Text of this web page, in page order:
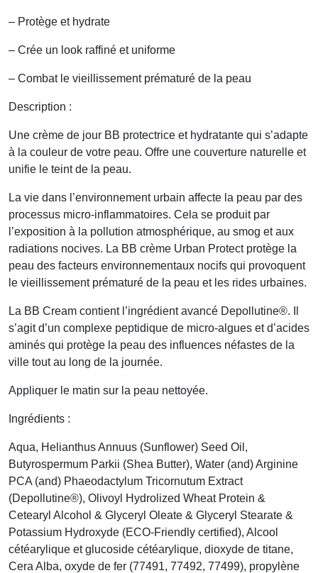
– Protège et hydrate
– Crée un look raffiné et uniforme
– Combat le vieillissement prématuré de la peau
Description :
Une crème de jour BB protectrice et hydratante qui s’adapte
à la couleur de votre peau. Offre une couverture naturelle et
unifie le teint de la peau.
La vie dans l’environnement urbain affecte la peau par des
processus micro-inflammatoires. Cela se produit par
l’exposition à la pollution atmosphérique, au smog et aux
radiations nocives. La BB crème Urban Protect protège la
peau des facteurs environnementaux nocifs qui provoquent
le vieillissement prématuré de la peau et les rides urbaines.
La BB Cream contient l’ingrédient avancé Depollutine®. Il
s’agit d’un complexe peptidique de micro-algues et d’acides
aminés qui protège la peau des influences néfastes de la
ville tout au long de la journée.
Appliquer le matin sur la peau nettoyée.
Ingrédients :
Aqua, Helianthus Annuus (Sunflower) Seed Oil,
Butyrospermum Parkii (Shea Butter), Water (and) Arginine
PCA (and) Phaeodactylum Tricornutum Extract
(Depollutine®), Olivoyl Hydrolized Wheat Protein &
Cetearyl Alcohol & Glyceryl Oleate & Glyceryl Stearate &
Potassium Hydroxyde (ECO-Friendly certified), Alcool
cétéarylique et glucoside cétéarylique, dioxyde de titane,
Cera Alba, oxyde de fer (77491, 77492, 77499), propylène